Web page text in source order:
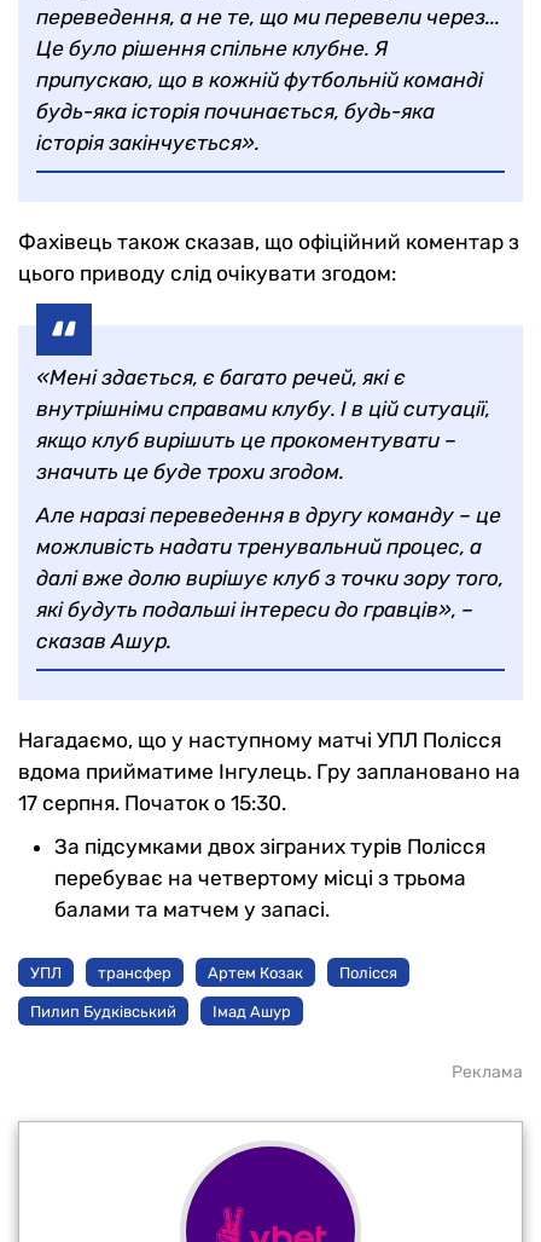
переведення, а не те, що ми перевели через...
Це було рішення спільне клубне. Я
припускаю, що в кожній футбольній команді
будь-яка історія починається, будь-яка
історія закінчується».
Фахівець також сказав, що офіційний коментар з
цього приводу слід очікувати згодом:
«Мені здається, є багато речей, які є
внутрішніми справами клубу. І в цій ситуації,
якщо клуб вирішить це прокоментувати –
значить це буде трохи згодом.
Але наразі переведення в другу команду – це
можливість надати тренувальний процес, а
далі вже долю вирішує клуб з точки зору того,
які будуть подальші інтереси до гравців», –
сказав Ашур.
Нагадаємо, що у наступному матчі УПЛ Полісся
вдома прийматиме Інгулець. Гру заплановано на
17 серпня. Початок о 15:30.
За підсумками двох зіграних турів Полісся
перебуває на четвертому місці з трьома
балами та матчем у запасі.
УПЛ трансфер Артем Козак Полісся
Пилип Будківський Імад Ашур
Реклама